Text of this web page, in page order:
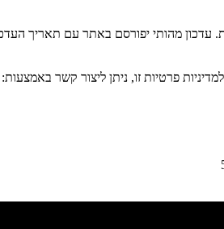
עדכון מהותי יפורסם באתר עם תאריך
פרטיות זו, ניתן ליצור קשר באמצעות: